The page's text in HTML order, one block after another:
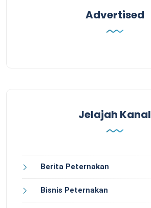
Advertised
Jelajah Kanal
Berita Peternakan
Bisnis Peternakan